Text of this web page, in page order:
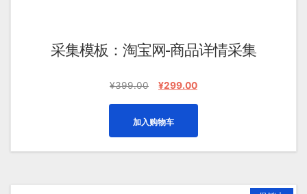
采集模板：淘宝网-商品详情采集
¥399.00
原
¥399.00。
¥299.00当
为：
¥299.00。
加入购物车